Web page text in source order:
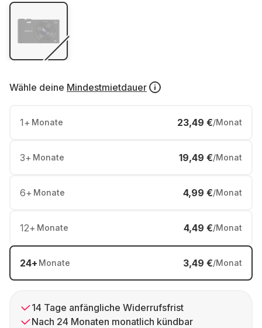
Wähle deine Mindestmietdauer
1+ Monate 23,49 €/Monat
3+ Monate 19,49 €/Monat
6+ Monate 4,99 €/Monat
12+ Monate 4,49 €/Monat
24+ Monate 3,49 €/Monat
14 Tage anfängliche Widerrufsfrist
Nach 24 Monaten monatlich kündbar